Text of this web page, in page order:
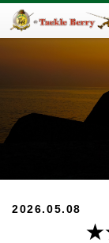
2026.05.08
★☆新